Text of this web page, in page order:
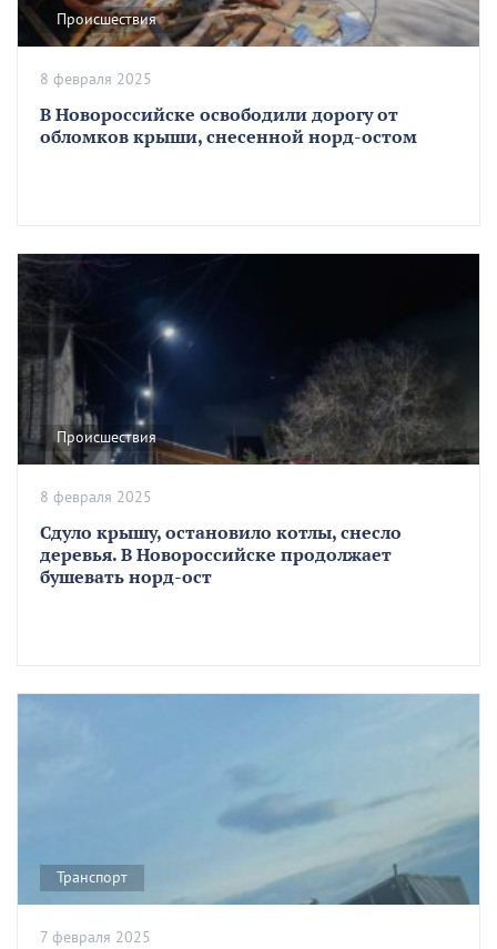
Происшествия
В Новороссийске освободили дорогу от
обломков крыши, снесенной норд-остом
8 февраля 2025
Происшествия
Сдуло крышу, остановило котлы, снесло
деревья. В Новороссийске продолжает
бушевать норд-ост
8 февраля 2025
Транспорт
7 февраля 2025